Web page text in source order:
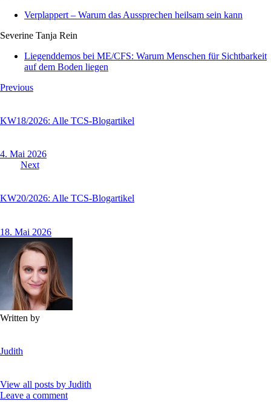
Verplappert – Warum das Aussprechen heilsam sein kann
Severine Tanja Rein
Liegenddemos bei ME/CFS: Warum Menschen für Sichtbarkeit
auf dem Boden liegen
Beitragsnavigation
Previous
KW18/2026: Alle TCS-Blogartikel
4. Mai 2026
Next
KW20/2026: Alle TCS-Blogartikel
18. Mai 2026
Written by
Judith
View all posts by Judith
Leave a comment